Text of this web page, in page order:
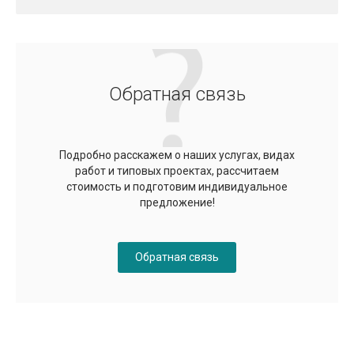
Обратная связь
Подробно расскажем о наших услугах, видах
работ и типовых проектах, рассчитаем
стоимость и подготовим индивидуальное
предложение!
Обратная связь